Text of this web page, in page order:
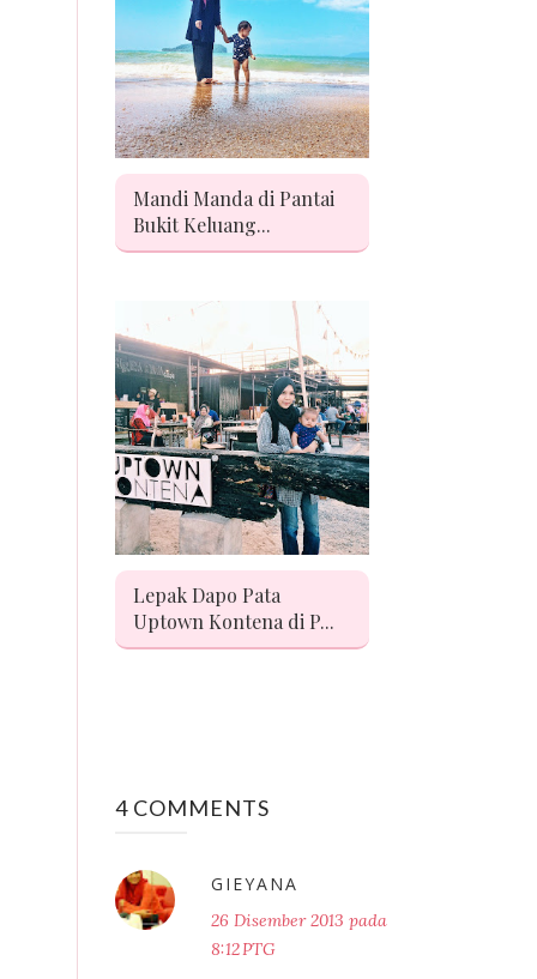
Mandi Manda di Pantai
Bukit Keluang...
Lepak Dapo Pata
Uptown Kontena di P...
4 COMMENTS
GIEYANA
26 Disember 2013 pada
8:12 PTG